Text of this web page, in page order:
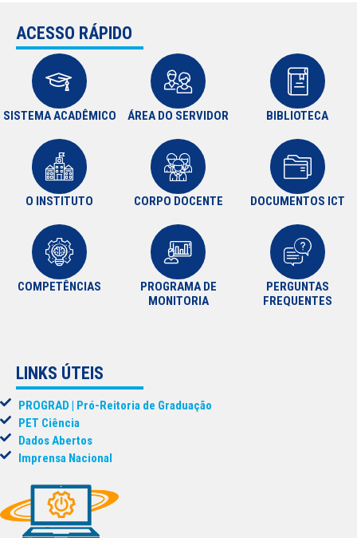
ACESSO RÁPIDO
SISTEMA ACADÊMICO ÁREA DO SERVIDOR BIBLIOTECA
O INSTITUTO CORPO DOCENTE DOCUMENTOS ICT
COMPETÊNCIAS
PROGRAMA DE
MONITORIA
PERGUNTAS
FREQUENTES
LINKS ÚTEIS
PROGRAD | Pró-Reitoria de Graduação
PET Ciência
Dados Abertos
Imprensa Nacional